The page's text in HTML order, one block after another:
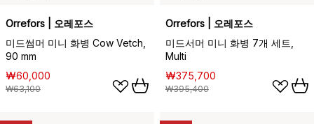
Orrefors | 오레포스
미드썸머 미니 화병 Cow Vetch,
90 mm
₩60,000
₩63,100
Orrefors | 오레포스
미드서머 미니 화병 7개 세트,
Multi
₩375,700
₩395,400